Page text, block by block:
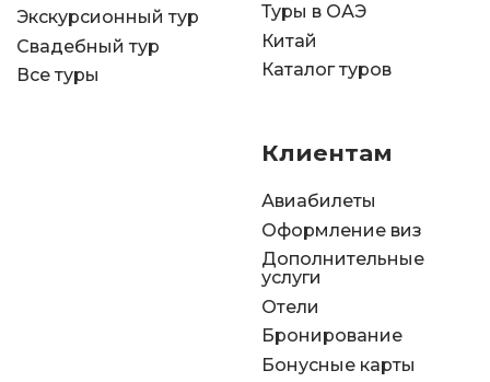
Экскурсионный тур
Свадебный тур
Все туры
Туры в ОАЭ
Китай
Каталог туров
Клиентам
Авиабилеты
Оформление виз
Дополнительные
услуги
Отели
Бронирование
Бонусные карты